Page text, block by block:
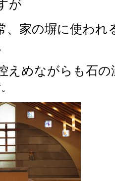
が
、家の塀に使われ
えめながらも石の